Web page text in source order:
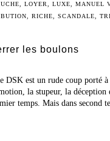
, LOYER, LUXE, MANUEL
, RICHE, SCANDALE,
les boulons
DSK est un rude coup porté
la stupeur, la
temps. Mais dans